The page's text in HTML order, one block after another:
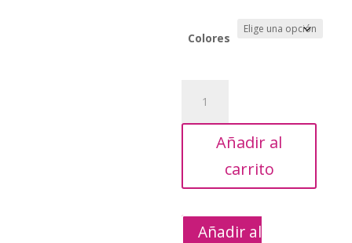
Colores
con
Añadir al
carrito
Añadir al